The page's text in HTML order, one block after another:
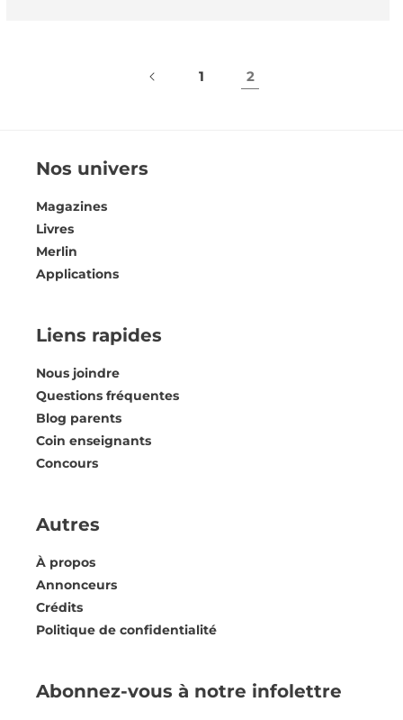
1 2
Nos univers
Magazines
Livres
Merlin
Applications
Liens rapides
Nous joindre
Questions fréquentes
Blog parents
Coin enseignants
Concours
Autres
À propos
Annonceurs
Crédits
Politique de confidentialité
Abonnez-vous à notre infolettre